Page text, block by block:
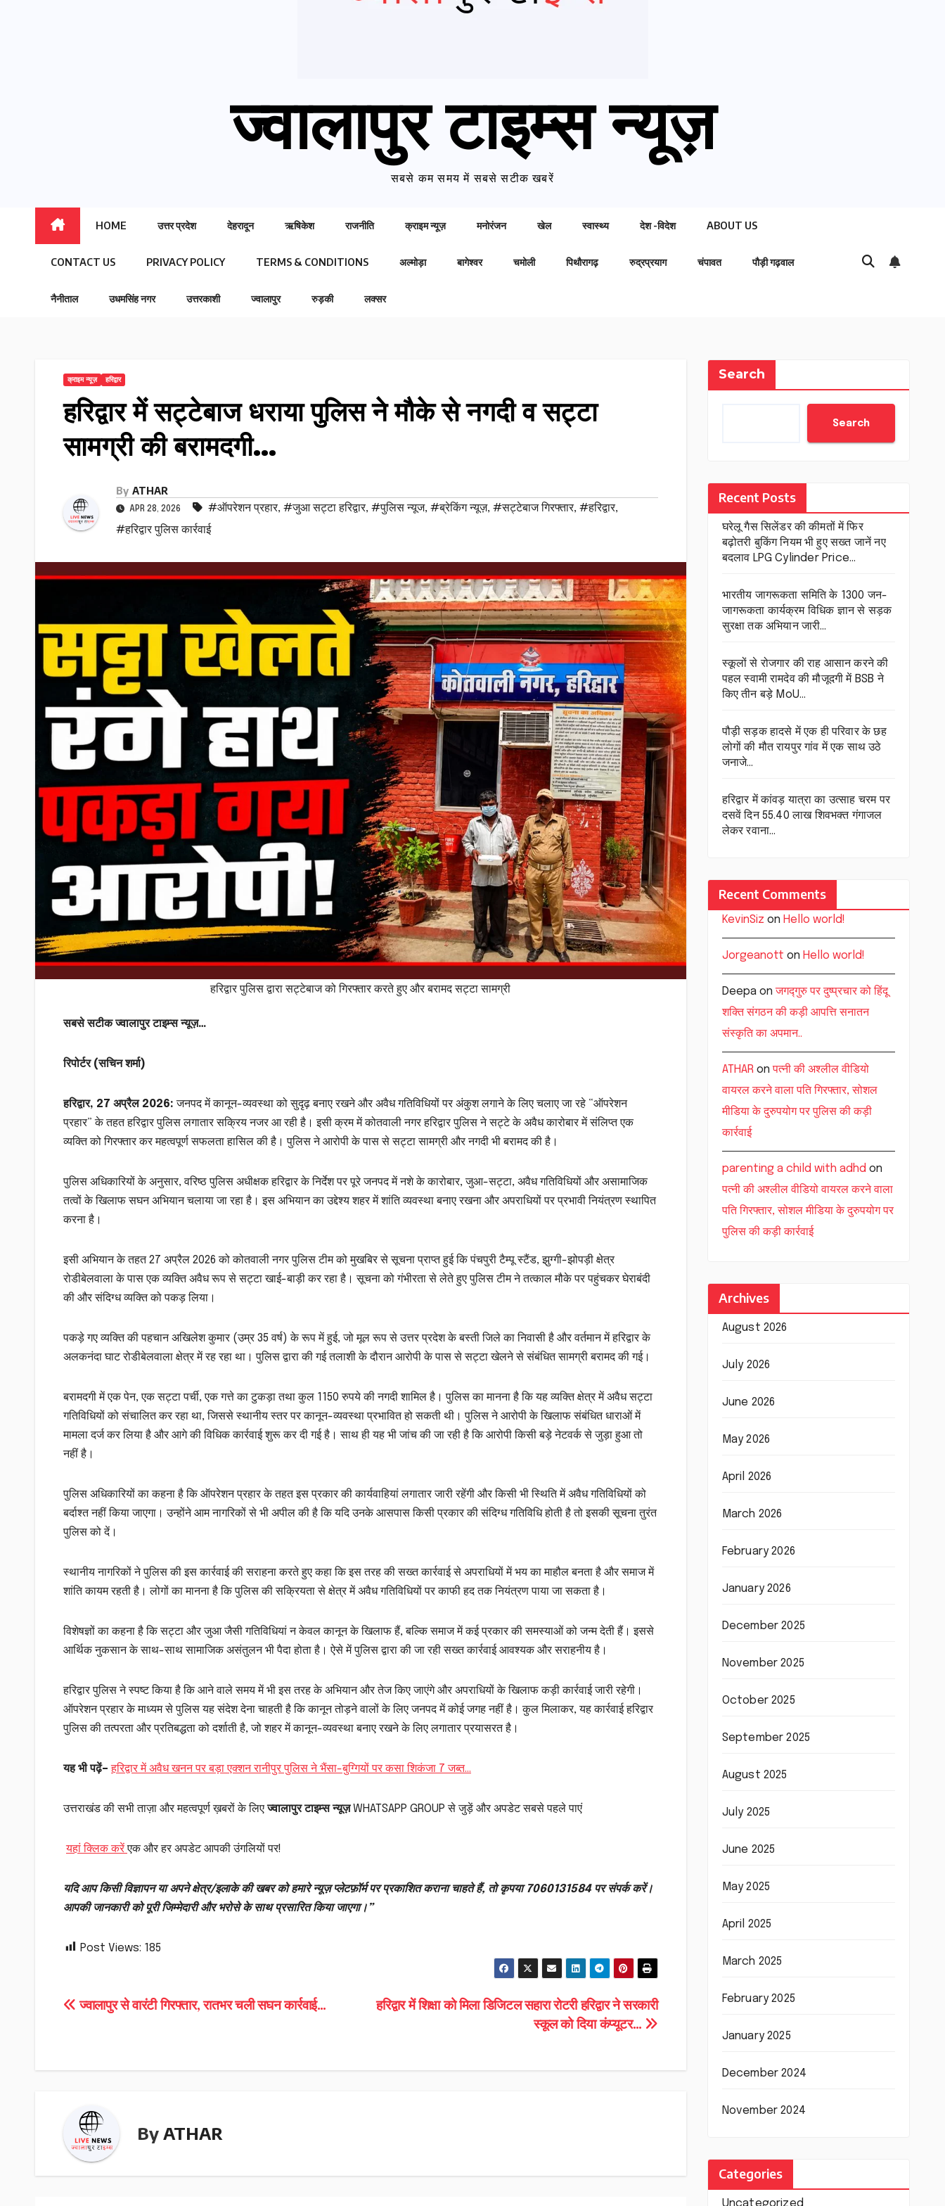
ज्वालापुर टाइम्स न्यूज़
सबसे कम समय में सबसे सटीक खबरें
HOME उत्तर प्रदेश देहरादून ऋषिकेश राजनीति क्राइम न्यूज़ मनोरंजन खेल स्वास्थ्य देश -विदेश ABOUT US
CONTACT US PRIVACY POLICY TERMS & CONDITIONS अल्मोड़ा बागेश्वर चमोली पिथौरागढ़ रुद्रप्रयाग चंपावत पौड़ी गढ़वाल
नैनीताल उधमसिंह नगर उत्तरकाशी ज्वालापुर रुड़की लक्सर
क्राइम न्यूज़ हरिद्वार
हरिद्वार में सट्टेबाज धराया पुलिस ने मौके से नगदी व सट्टा
सामग्री की बरामदगी…
By ATHAR
APR 28, 2026 #ऑपरेशन प्रहार, #जुआ सट्टा हरिद्वार, #पुलिस न्यूज, #ब्रेकिंग न्यूज़, #सट्टेबाज गिरफ्तार, #हरिद्वार,
#हरिद्वार पुलिस कार्रवाई
हरिद्वार पुलिस द्वारा सट्टेबाज को गिरफ्तार करते हुए और बरामद सट्टा सामग्री
सबसे सटीक ज्वालापुर टाइम्स न्यूज़…
रिपोर्टर (सचिन शर्मा)
हरिद्वार, 27 अप्रैल 2026: जनपद में कानून-व्यवस्था को सुदृढ़ बनाए रखने और अवैध गतिविधियों पर अंकुश लगाने के लिए चलाए जा रहे “ऑपरेशन
प्रहार” के तहत हरिद्वार पुलिस लगातार सक्रिय नजर आ रही है। इसी क्रम में कोतवाली नगर हरिद्वार पुलिस ने सट्टे के अवैध कारोबार में संलिप्त एक
व्यक्ति को गिरफ्तार कर महत्वपूर्ण सफलता हासिल की है। पुलिस ने आरोपी के पास से सट्टा सामग्री और नगदी भी बरामद की है।
पुलिस अधिकारियों के अनुसार, वरिष्ठ पुलिस अधीक्षक हरिद्वार के निर्देश पर पूरे जनपद में नशे के कारोबार, जुआ-सट्टा, अवैध गतिविधियों और असामाजिक
तत्वों के खिलाफ सघन अभियान चलाया जा रहा है। इस अभियान का उद्देश्य शहर में शांति व्यवस्था बनाए रखना और अपराधियों पर प्रभावी नियंत्रण स्थापित
करना है।
इसी अभियान के तहत 27 अप्रैल 2026 को कोतवाली नगर पुलिस टीम को मुखबिर से सूचना प्राप्त हुई कि पंचपुरी टैम्पू स्टैंड, झुग्गी-झोपड़ी क्षेत्र
रोडीबेलवाला के पास एक व्यक्ति अवैध रूप से सट्टा खाई-बाड़ी कर रहा है। सूचना को गंभीरता से लेते हुए पुलिस टीम ने तत्काल मौके पर पहुंचकर घेराबंदी
की और संदिग्ध व्यक्ति को पकड़ लिया।
पकड़े गए व्यक्ति की पहचान अखिलेश कुमार (उम्र 35 वर्ष) के रूप में हुई, जो मूल रूप से उत्तर प्रदेश के बस्ती जिले का निवासी है और वर्तमान में हरिद्वार के
अलकनंदा घाट रोडीबेलवाला क्षेत्र में रह रहा था। पुलिस द्वारा की गई तलाशी के दौरान आरोपी के पास से सट्टा खेलने से संबंधित सामग्री बरामद की गई।
बरामदगी में एक पेन, एक सट्टा पर्ची, एक गत्ते का टुकड़ा तथा कुल 1150 रुपये की नगदी शामिल है। पुलिस का मानना है कि यह व्यक्ति क्षेत्र में अवैध सट्टा
गतिविधियों को संचालित कर रहा था, जिससे स्थानीय स्तर पर कानून-व्यवस्था प्रभावित हो सकती थी। पुलिस ने आरोपी के खिलाफ संबंधित धाराओं में
मामला दर्ज कर लिया है और आगे की विधिक कार्रवाई शुरू कर दी गई है। साथ ही यह भी जांच की जा रही है कि आरोपी किसी बड़े नेटवर्क से जुड़ा हुआ तो
नहीं है।
पुलिस अधिकारियों का कहना है कि ऑपरेशन प्रहार के तहत इस प्रकार की कार्यवाहियां लगातार जारी रहेंगी और किसी भी स्थिति में अवैध गतिविधियों को
बर्दाश्त नहीं किया जाएगा। उन्होंने आम नागरिकों से भी अपील की है कि यदि उनके आसपास किसी प्रकार की संदिग्ध गतिविधि होती है तो इसकी सूचना तुरंत
पुलिस को दें।
स्थानीय नागरिकों ने पुलिस की इस कार्रवाई की सराहना करते हुए कहा कि इस तरह की सख्त कार्रवाई से अपराधियों में भय का माहौल बनता है और समाज में
शांति कायम रहती है। लोगों का मानना है कि पुलिस की सक्रियता से क्षेत्र में अवैध गतिविधियों पर काफी हद तक नियंत्रण पाया जा सकता है।
विशेषज्ञों का कहना है कि सट्टा और जुआ जैसी गतिविधियां न केवल कानून के खिलाफ हैं, बल्कि समाज में कई प्रकार की समस्याओं को जन्म देती हैं। इससे
आर्थिक नुकसान के साथ-साथ सामाजिक असंतुलन भी पैदा होता है। ऐसे में पुलिस द्वारा की जा रही सख्त कार्रवाई आवश्यक और सराहनीय है।
हरिद्वार पुलिस ने स्पष्ट किया है कि आने वाले समय में भी इस तरह के अभियान और तेज किए जाएंगे और अपराधियों के खिलाफ कड़ी कार्रवाई जारी रहेगी।
ऑपरेशन प्रहार के माध्यम से पुलिस यह संदेश देना चाहती है कि कानून तोड़ने वालों के लिए जनपद में कोई जगह नहीं है। कुल मिलाकर, यह कार्रवाई हरिद्वार
पुलिस की तत्परता और प्रतिबद्धता को दर्शाती है, जो शहर में कानून-व्यवस्था बनाए रखने के लिए लगातार प्रयासरत है।
यह भी पढ़ें– हरिद्वार में अवैध खनन पर बड़ा एक्शन रानीपुर पुलिस ने भैंसा-बुग्गियों पर कसा शिकंजा 7 जब्त…
उत्तराखंड की सभी ताज़ा और महत्वपूर्ण ख़बरों के लिएज्वालापुर टाइम्स न्यूज़WHATSAPP GROUP से जुड़ें और अपडेट सबसे पहले पाएं
यहां क्लिक करेंएक और हर अपडेट आपकी उंगलियों पर!
यदि आप किसी विज्ञापन या अपने क्षेत्र/इलाके की खबर को हमारे न्यूज़ प्लेटफ़ॉर्म पर प्रकाशित कराना चाहते हैं, तो कृपया 7060131584 पर संपर्क करें।
आपकी जानकारी को पूरी जिम्मेदारी और भरोसे के साथ प्रसारित किया जाएगा।”
Post Views: 185
Post
हरिद्वार में शिक्षा को मिला डिजिटल सहारा रोटरी हरिद्वार ने सरकारी
स्कूल को दिया कंप्यूटर…
ज्वालापुर से वारंटी गिरफ्तार, रातभर चली सघन कार्रवाई…
By ATHAR
Search
Search
Recent Posts
घरेलू गैस सिलेंडर की कीमतों में फिर
बढ़ोतरी बुकिंग नियम भी हुए सख्त जानें नए
बदलाव LPG Cylinder Price…
भारतीय जागरूकता समिति के 1300 जन-
जागरूकता कार्यक्रम विधिक ज्ञान से सड़क
सुरक्षा तक अभियान जारी…
स्कूलों से रोजगार की राह आसान करने की
पहल स्वामी रामदेव की मौजूदगी में BSB ने
किए तीन बड़े MoU…
पौड़ी सड़क हादसे में एक ही परिवार के छह
लोगों की मौत रायपुर गांव में एक साथ उठे
जनाजे…
हरिद्वार में कांवड़ यात्रा का उत्साह चरम पर
दसवें दिन 55.40 लाख शिवभक्त गंगाजल
लेकर रवाना…
Recent Comments
KevinSiz on Hello world!
Jorgeanott on Hello world!
Deepaonजगद्गुरु पर दुष्प्रचार को हिंदू
शक्ति संगठन की कड़ी आपत्ति सनातन
संस्कृति का अपमान..
ATHAR onपत्नी की अश्लील वीडियो
वायरल करने वाला पति गिरफ्तार, सोशल
मीडिया के दुरुपयोग पर पुलिस की कड़ी
कार्रवाई
parenting a child with adhd on
पत्नी की अश्लील वीडियो वायरल करने वाला
पति गिरफ्तार, सोशल मीडिया के दुरुपयोग पर
पुलिस की कड़ी कार्रवाई
Archives
August 2026
July 2026
June 2026
May 2026
April 2026
March 2026
February 2026
January 2026
December 2025
November 2025
October 2025
September 2025
August 2025
July 2025
June 2025
May 2025
April 2025
March 2025
February 2025
January 2025
December 2024
November 2024
Categories
Uncategorized